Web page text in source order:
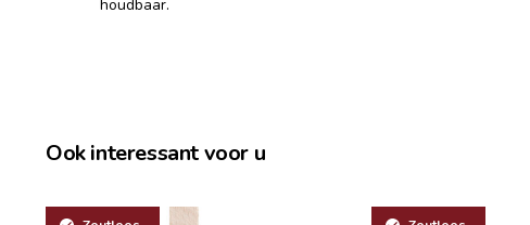
houdbaar.
Ook interessant voor u